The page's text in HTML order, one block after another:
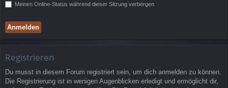
Meinen Online-Status während dieser Sitzung verbergen
Registrieren
Du musst in diesem Forum registriert sein, um dich anmelden zu können.
Die Registrierung ist in wenigen Augenblicken erledigt und ermöglicht dir,